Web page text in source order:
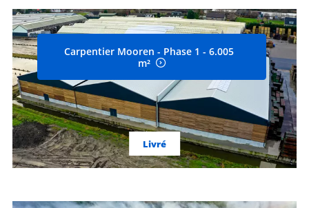
Carpentier Mooren - Phase 1 - 6.005
m²
Livré